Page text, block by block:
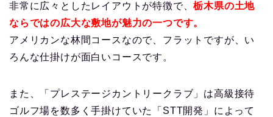
非常に広々としたレイアウトが特徴で、栃木県の土地
ならではの広大な敷地が魅力の一つです。
アメリカンな林間コースなので、フラットですが、い
ろんな仕掛けが面白いコースです。
また、「プレステージカントリークラブ」は高級接待
ゴルフ場を数多く手掛けていた「STT開発」によって